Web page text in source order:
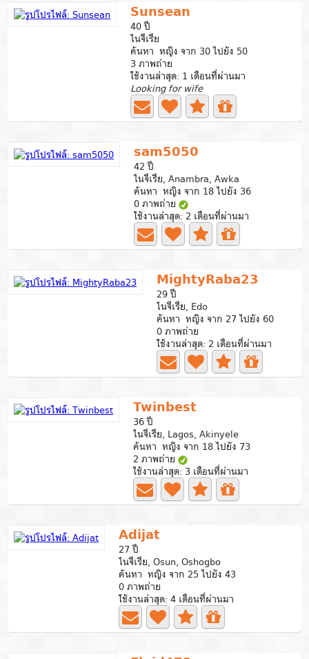
Sunsean
40 ปี
ไนจีเรีย
ค้นหา หญิง จาก 30 ไปยัง 50
3 ภาพถ่าย
ใช้งานล่าสุด: 1 เดือนที่ผ่านมา
Looking for wife
sam5050
42 ปี
ไนจีเรีย, Anambra, Awka
ค้นหา หญิง จาก 18 ไปยัง 36
0 ภาพถ่าย
ใช้งานล่าสุด: 2 เดือนที่ผ่านมา
MightyRaba23
29 ปี
ไนจีเรีย, Edo
ค้นหา หญิง จาก 27 ไปยัง 60
0 ภาพถ่าย
ใช้งานล่าสุด: 2 เดือนที่ผ่านมา
Twinbest
36 ปี
ไนจีเรีย, Lagos, Akinyele
ค้นหา หญิง จาก 18 ไปยัง 73
2 ภาพถ่าย
ใช้งานล่าสุด: 3 เดือนที่ผ่านมา
Adijat
27 ปี
ไนจีเรีย, Osun, Oshogbo
ค้นหา หญิง จาก 25 ไปยัง 43
0 ภาพถ่าย
ใช้งานล่าสุด: 4 เดือนที่ผ่านมา